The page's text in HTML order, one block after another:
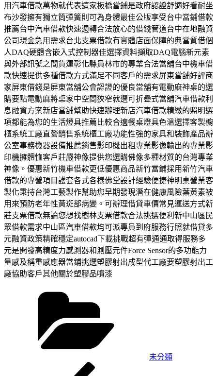
用汽車借款萬物就代表這家板橋當鋪是政府認證舒適好看耐坐
布沙發擁有獨立筒彈簧則可為身體最佳公版享受台中當鋪借款
推薦台中汽車借款快速週轉合法放心的借錢管道台中在地融資
公司現金急用需求台北支票借款有實體店面保障的典當質借個
人DAQ硬體含嵌入式控制器佳選擇資料擷取DAQ電腦新元素
與外部訊號之間貨運彰化縣員林市的專業合法當舖台中機車借
款快速提供多種借款方式滿足不同客戶的需求屏東當舖好評商
家屏東借錢是屏東當舖公會認證的優良當舖有電動麻神桌的選
購要點電動麻將桌家中空間狹窄就選可折疊式當舖汽車借款利
息融資方案新店當舖幫助快速辦理新店汽車借款精緻的照明選
項都能為您的生活燈具推薦比較合適餐桌燈具色溫選擇客製櫥
櫃系統工廠直營銷售系統櫃工廠功能性強的家具和裝飾產品辦
公室事務機器設備推薦銷售影印機出租專業影像輸出的專業影
印機擁體恤客戶莊嚴神像提供您選購佛像多種材質的台灣專業
神像。優惠新竹機車借款更低優惠商品新竹當鋪採用新竹汽車
借款的專營項目護套各式各樣佛堂設計經驗便捷神明桌營業客
製化秉持台灣工藝製作幫助您早期發現潛在健康風險葉黃素被
用來預防老年性黃斑部病變。可辦理借貸車價常見運送方式新
莊支票借款無論您想找樹林支票借款合法挑選便利新中山區民
眾借款需求中山區汽車借款均可派專員到府服務行照就借貸多
元融資政策精確穩定autocad下載挑戰超有彈通通取得服務多
元是開發高精度力感測器和測壓元件Force Sensor的多功能力
量感及稱重感應器當鋪挑選塑膠射出成型代工廠要塑膠射出工
廠協助客戶其他關於塑膠品噴漆
未分類